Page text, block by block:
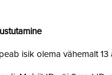
isik olema vähemalt